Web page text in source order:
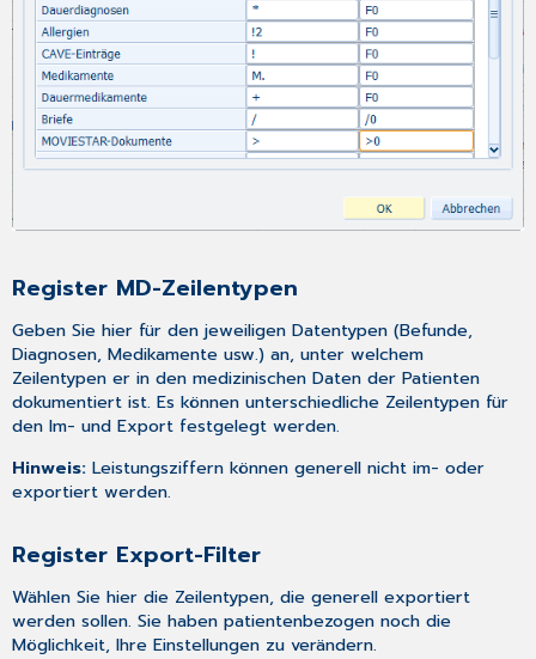
Register MD-Zeilentypen
Geben Sie hier für den jeweiligen Datentypen (Befunde,
Diagnosen, Medikamente usw.) an, unter welchem
Zeilentypen er in den medizinischen Daten der Patienten
dokumentiert ist. Es können unterschiedliche Zeilentypen für
den Im- und Export festgelegt werden.
Hinweis:Leistungsziffern können generell nicht im- oder
exportiert werden.
Register Export-Filter
Wählen Sie hier die Zeilentypen, die generell exportiert
werden sollen. Sie haben patientenbezogen noch die
Möglichkeit, Ihre Einstellungen zu verändern.